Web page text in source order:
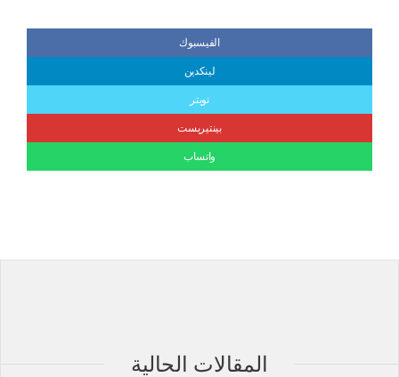
الفيسبوك
لينكدين
تويتر
بينتيريست
واتساب
المقالات الحالية